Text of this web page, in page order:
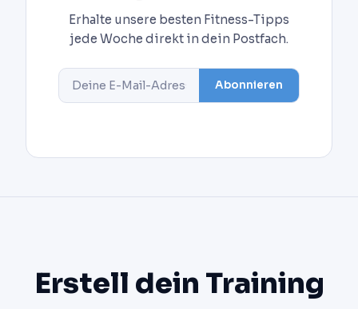
Erhalte unsere besten Fitness-Tipps
jede Woche direkt in dein Postfach.
Abonnieren
Erstell dein Training